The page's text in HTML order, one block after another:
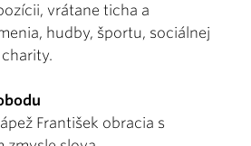
vrátane ticha a
hudby, športu, sociálnej
František obracia s